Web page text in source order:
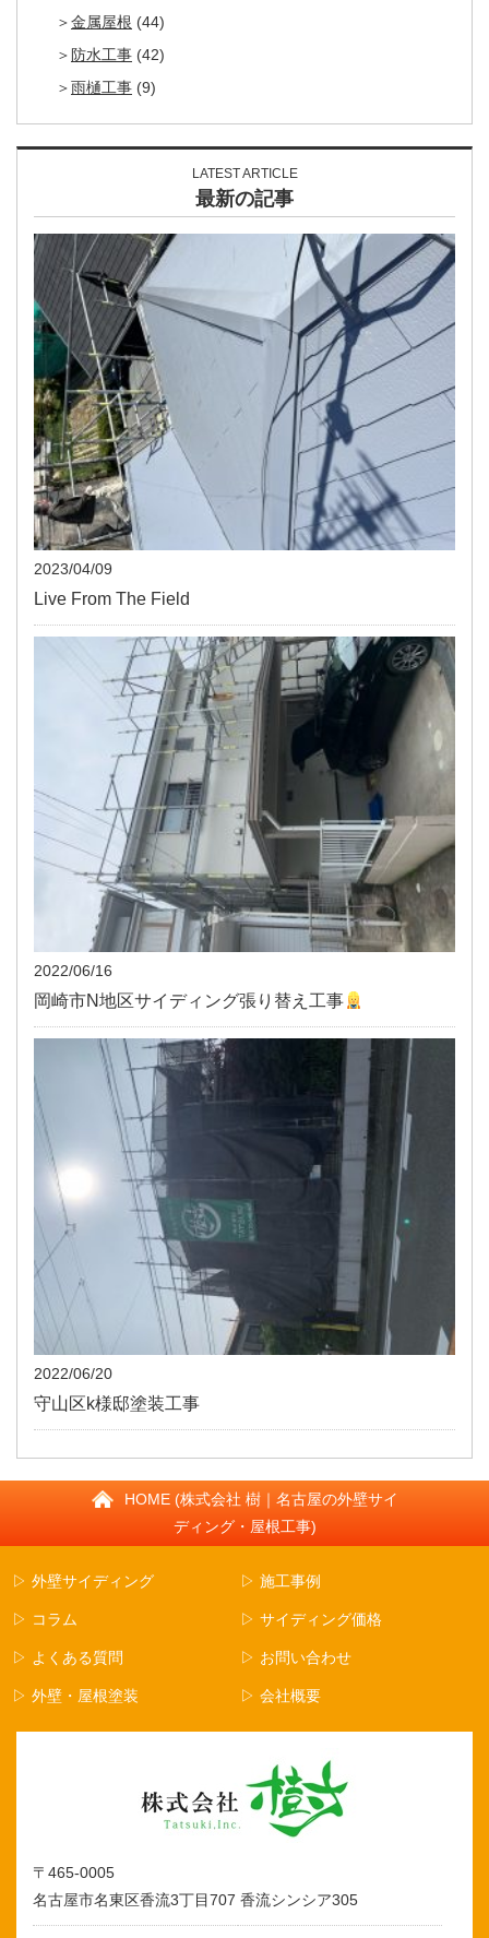
金属屋根 (44)
防水工事 (42)
雨樋工事 (9)
LATEST ARTICLE
最新の記事
2023/04/09
Live From The Field
2022/06/16
岡崎市N地区サイディング張り替え工事
2022/06/20
守山区k様邸塗装工事
HOME (株式会社 樹｜名古屋の外壁サイ
ディング・屋根工事)
▷ 外壁サイディング ▷ 施工事例
▷ コラム ▷ サイディング価格
▷ よくある質問 ▷ お問い合わせ
▷ 外壁・屋根塗装 ▷ 会社概要
〒465-0005
名古屋市名東区香流3丁目707 香流シンシア305